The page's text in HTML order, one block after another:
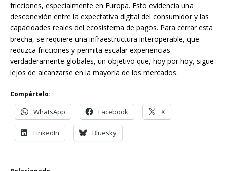
fricciones, especialmente en Europa. Esto evidencia una
desconexión entre la expectativa digital del consumidor y las
capacidades reales del ecosistema de pagos. Para cerrar esta
brecha, se requiere una infraestructura interoperable, que
reduzca fricciones y permita escalar experiencias
verdaderamente globales, un objetivo que, hoy por hoy, sigue
lejos de alcanzarse en la mayoría de los mercados.
Compártelo:
WhatsApp Facebook X
LinkedIn Bluesky